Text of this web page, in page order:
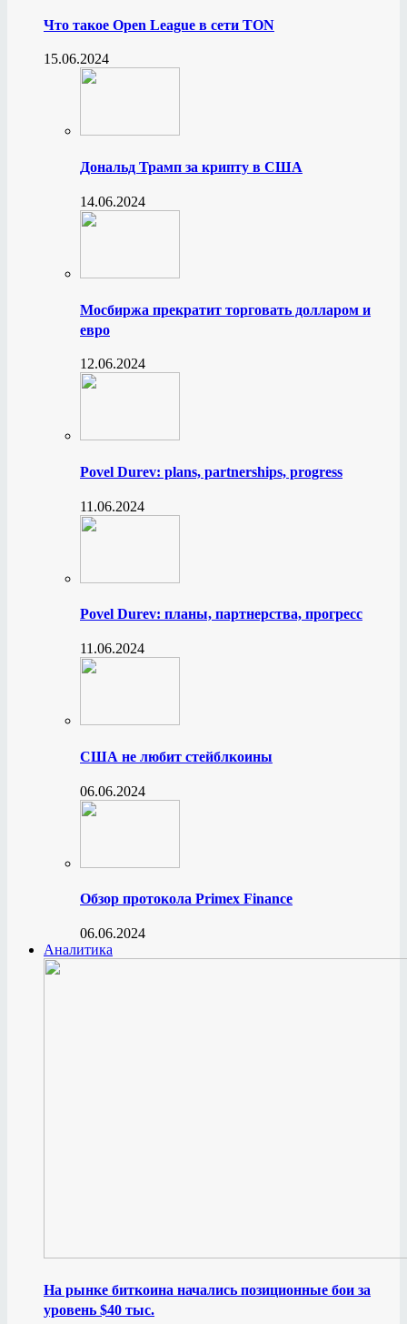
Что такое Open League в сети TON
15.06.2024
Дональд Трамп за крипту в США
14.06.2024
Мосбиржа прекратит торговать долларом и
евро
12.06.2024
Povel Durev: plans, partnerships, progress
11.06.2024
Povel Durev: планы, партнерства, прогресс
11.06.2024
США не любит стейблкоины
06.06.2024
Обзор протокола Primex Finance
06.06.2024
Аналитика
На рынке биткоина начались позиционные бои за
уровень $40 тыс.